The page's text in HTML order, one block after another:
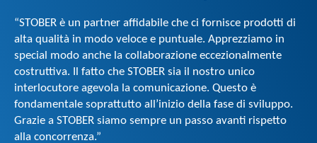
“STOBER è un partner affidabile che ci fornisce prodotti di
alta qualità in modo veloce e puntuale. Apprezziamo in
special modo anche la collaborazione eccezionalmente
costruttiva. Il fatto che STOBER sia il nostro unico
interlocutore agevola la comunicazione. Questo è
fondamentale soprattutto all’inizio della fase di sviluppo.
Grazie a STOBER siamo sempre un passo avanti rispetto
alla concorrenza.”